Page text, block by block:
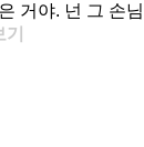
거야. 넌 그 손